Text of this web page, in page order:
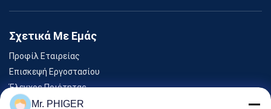
Σχετικά Με Εμάς
Προφίλ Εταιρείας
Επισκεψή Εργοστασίου
Έλεγχος Ποιότητας
SitemapMr. PHIGER